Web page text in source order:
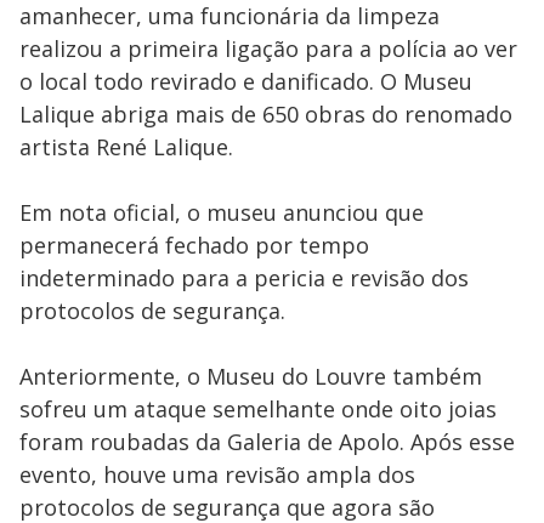
amanhecer, uma funcionária da limpeza
realizou a primeira ligação para a polícia ao ver
o local todo revirado e danificado. O Museu
Lalique abriga mais de 650 obras do renomado
artista René Lalique.
Em nota oficial, o museu anunciou que
permanecerá fechado por tempo
indeterminado para a pericia e revisão dos
protocolos de segurança.
Anteriormente, o Museu do Louvre também
sofreu um ataque semelhante onde oito joias
foram roubadas da Galeria de Apolo. Após esse
evento, houve uma revisão ampla dos
protocolos de segurança que agora são